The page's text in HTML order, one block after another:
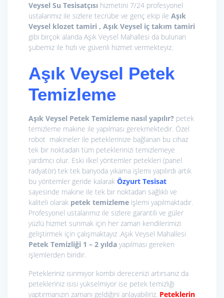
Veysel Su Tesisatçısı hizmetini 7/24 profesyonel
ustalarımız ile sizlere tecrübe ve genç ekip ile Aşık
Veysel klozet tamiri , Aşık Veysel iç takım tamiri
gibi birçok alanda Aşık Veysel Mahallesi da bulunan
şubemiz ile hızlı ve güvenli hizmet vermekteyiz.
Aşık Veysel Petek
Temizleme
Aşık Veysel Petek Temizleme nasıl yapılır? petek
temizleme makine ile yapılması gerekmektedir. Özel
robot makineler ile peteklerinize bağlanan bu cihaz
tek bir noktadan tüm peteklerinizi temizlemeye
yardımcı olur. Eski ilkel yöntemler petekleri (panel
radyatör) tek tek banyoda yıkama işlemi yapılırdı artık
bu yöntemler geride kalarak Özyurt Tesisat
sayesinde makine ile tek bir noktadan sağlıklı ve
kaliteli olarak petek temizleme işlemi yapılmaktadır.
Profesyonel ustalarımız ile sizlere garantili ve güler
yüzlü hizmet sunmak için her zaman kendilerimizi
geliştirmek için çalışmaktayız .Aşık Veysel Mahallesi
Petek Temizliği 1 – 2 yılda yapılması gereken
işlemlerden biridir.
Petekleriniz ısınmıyor kombi derecenizi artırsanız da
petekleriniz ısısı yükselmiyor ise petek temizliği
yaptırmanızın zamanı geldiğini anlayabiliriz. Peteklerin